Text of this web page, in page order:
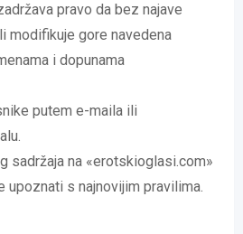
pravo da bez najave
modifikuje gore navedena
i dopunama
putem e-maila ili
sadržaja na «erotskioglasi.com»
upoznati s najnovijim pravilima.